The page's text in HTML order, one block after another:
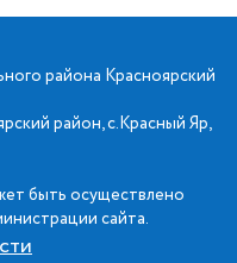
района Красноярский
район, с.Красный Яр,
быть осуществлено
сайта.